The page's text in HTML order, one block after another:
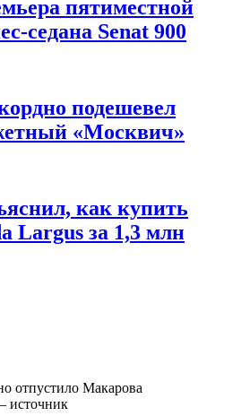
пятиместной
седана Senat 900
подешевел
«Москвич»
как купить
Largus за 1,3 млн
отпустило Макарова
источник